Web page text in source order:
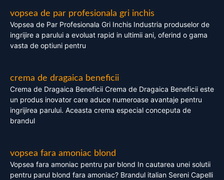
vopsea de par profesionala gri inchis
Vopsea de Par Profesionala Gri Inchis Industria produselor de
ingrijire a parului a evoluat rapid in ultimii ani, oferind o gama
vasta de optiuni pentru
crema de dragaica beneficii
Crema de Dragaica Beneficii Crema de Dragaica Beneficii este
un produs inovator care aduce numeroase avantaje pentru
ingrijirea parului. Aceasta crema especial conceputa de
brandul
vopsea fara amoniac blond
Vopsea fara amoniac pentru par blond In cautarea unei solutii
pentru parul blond fara amoniac? Brandul italian Sereni Capelli